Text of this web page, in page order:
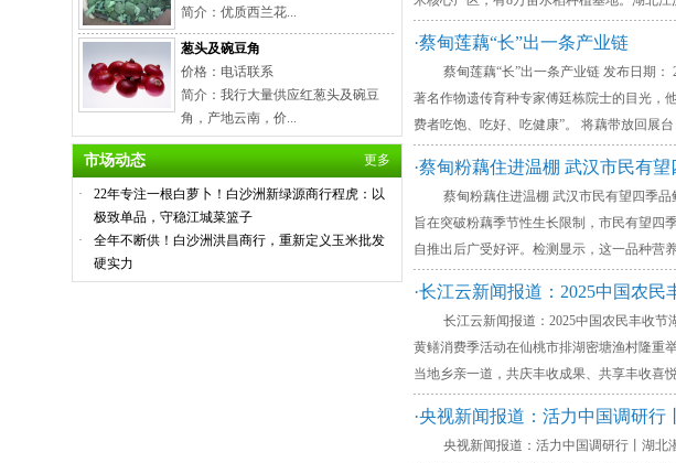
简介：优质西兰花...
葱头及碗豆角
价格：电话联系
简介：我行大量供应红葱头及碗豆
角，产地云南，价...
市场动态 更多
·
22年专注一根白萝卜！白沙洲新绿源商行程虎：以
极致单品，守稳江城菜篮子
·
全年不断供！白沙洲洪昌商行，重新定义玉米批发
硬实力
·蔡甸莲藕“长”出一条产业链
蔡甸莲藕“长”出一条产业链 发布日期：
著名作物遗传育种专家傅廷栋院士的目光，
费者吃饱、吃好、吃健康”。 将藕带放回展
·蔡甸粉藕住进温棚 武汉市民有
蔡甸粉藕住进温棚 武汉市民有望四季品鲜
旨在突破粉藕季节性生长限制，市民有望四
自推出后广受好评。检测显示，这一品种营
·长江云新闻报道：2025中国农
长江云新闻报道：2025中国农民丰收节湖
黄鳝消费季活动在仙桃市排湖密塘渔村隆重
当地乡亲一道，共庆丰收成果、共享丰收
·央视新闻报道：活力中国调研行
央视新闻报道：活力中国调研行丨湖北潜